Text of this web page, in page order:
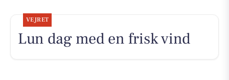
VEJRET
Lun dag med en frisk vind